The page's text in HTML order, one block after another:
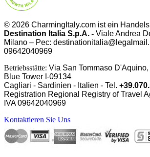
© 2026 CharmingItaly.com ist ein
Destination Italia S.p.A. - Viale Andrea
Milano – Pec:
09642040969
Betriebsstätte: Via San Tommaso D'Aquino,
Blue Tower I-09134
Cagliari - Sardinien - Italien - Tel.
Registration Regional Registry of Travel
IVA09642040969
Kontaktieren Sie Uns